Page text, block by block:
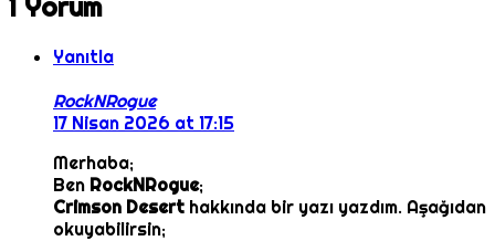
Yanıtla
RockNRogue
17 Nisan 2026 at 17:15
Merhaba;
Ben RockNRogue;
Crimson Desert hakkında bir yazı yazdım. Aşağıdan
okuyabilirsin;